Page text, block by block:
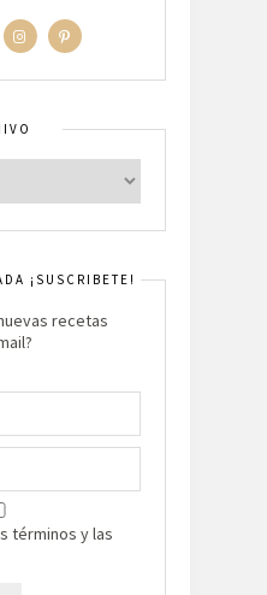
¡SUSCRIBETE!
recetas
términos y las